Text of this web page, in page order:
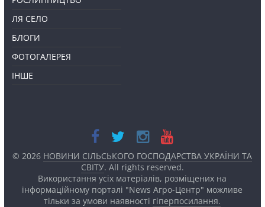
ЛЯ СЕЛО
БЛОГИ
ФОТОГАЛЕРЕЯ
ІНШЕ
© 2026 НОВИНИ СІЛЬСЬКОГО ГОСПОДАРСТВА УКРАЇНИ ТА
СВІТУ. All rights reserved.
Використання усіх матеріалів, розміщених на
інформаційному порталі "News Агро-Центр" можливе
тільки за умови наявності гіперпосилання.